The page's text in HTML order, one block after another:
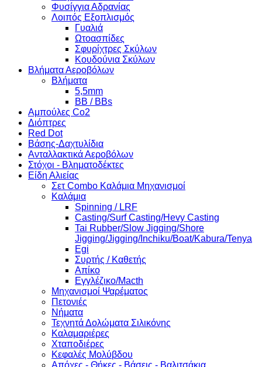
Φυσίγγια Αδρανίας
Λοιπός Εξοπλισμός
Γυαλιά
Ωτοασπίδες
Σφυρίχτρες Σκύλων
Κουδούνια Σκύλων
Βλήματα Αεροβόλων
Βλήματα
5,5mm
BB / BBs
Αμπούλες Co2
Διόπτρες
Red Dot
Βάσης-Δαχτυλίδια
Ανταλλακτικά Αεροβόλων
Στόχοι - Βληματοδέκτες
Είδη Αλιείας
Σετ Combo Καλάμια Μηχανισμοί
Καλάμια
Spinning / LRF
Casting/Surf Casting/Hevy Casting
Tai Rubber/Slow Jigging/Shore
Jigging/Jigging/Inchiku/Boat/Kabura/Tenya
Egi
Συρτής / Καθετής
Απίκο
Εγγλέζικο/Macth
Μηχανισμοί Ψαρέματος
Πετονιές
Νήματα
Τεχνητά Δολώματα Σιλικόνης
Καλαμαριέρες
Χταποδιέρες
Κεφαλές Μολύβδου
Απόχες - Θήκες - Βάσεις - Βαλιτσάκια